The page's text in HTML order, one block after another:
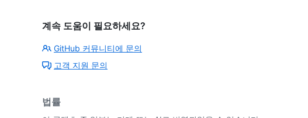
계속 도움이 필요하세요?
GitHub 커뮤니티에 문의
고객 지원 문의
법률